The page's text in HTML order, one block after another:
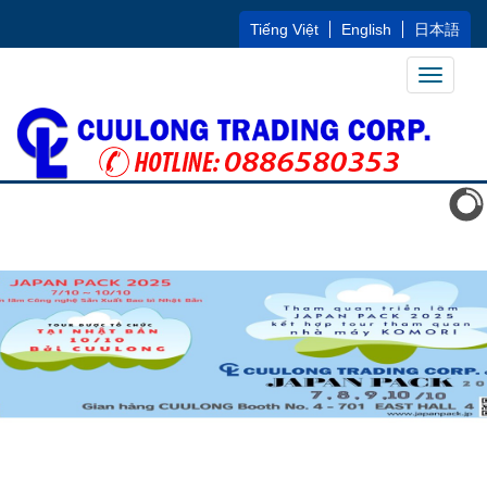
Tiếng Việt English 日本語
Toggle